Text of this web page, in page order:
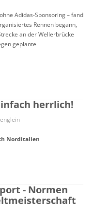
Adidas-Sponsoring – fand
Rennen begann,
an der Wellerbrücke
geplante
herrlich!
Norditalien
- Normen